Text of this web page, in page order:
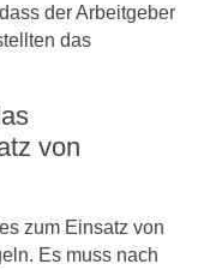
der Arbeitgeber
das
von
zum Einsatz von
Es muss nach